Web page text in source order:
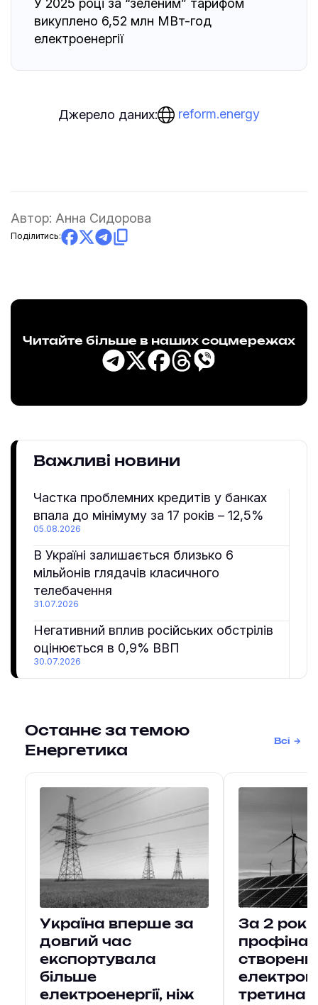
У 2025 році за “зеленим” тарифом
викуплено 6,52 млн МВт-год
електроенергії
Джерело даних: reform.energy
Автор: Анна Сидорова
Поділитись:
Читайте більше в наших соцмережах
Важливі новини
Частка проблемних кредитів у банках
впала до мінімуму за 17 років – 12,5%
05.08.2026
В Україні залишається близько 6
мільйонів глядачів класичного
телебачення
31.07.2026
Негативний вплив російських обстрілів
оцінюється в 0,9% ВВП
30.07.2026
Останнє за темою
Енергетика
Всі
Україна вперше за
довгий час
експортувала
більше
електроенергії, ніж
За 2
третина